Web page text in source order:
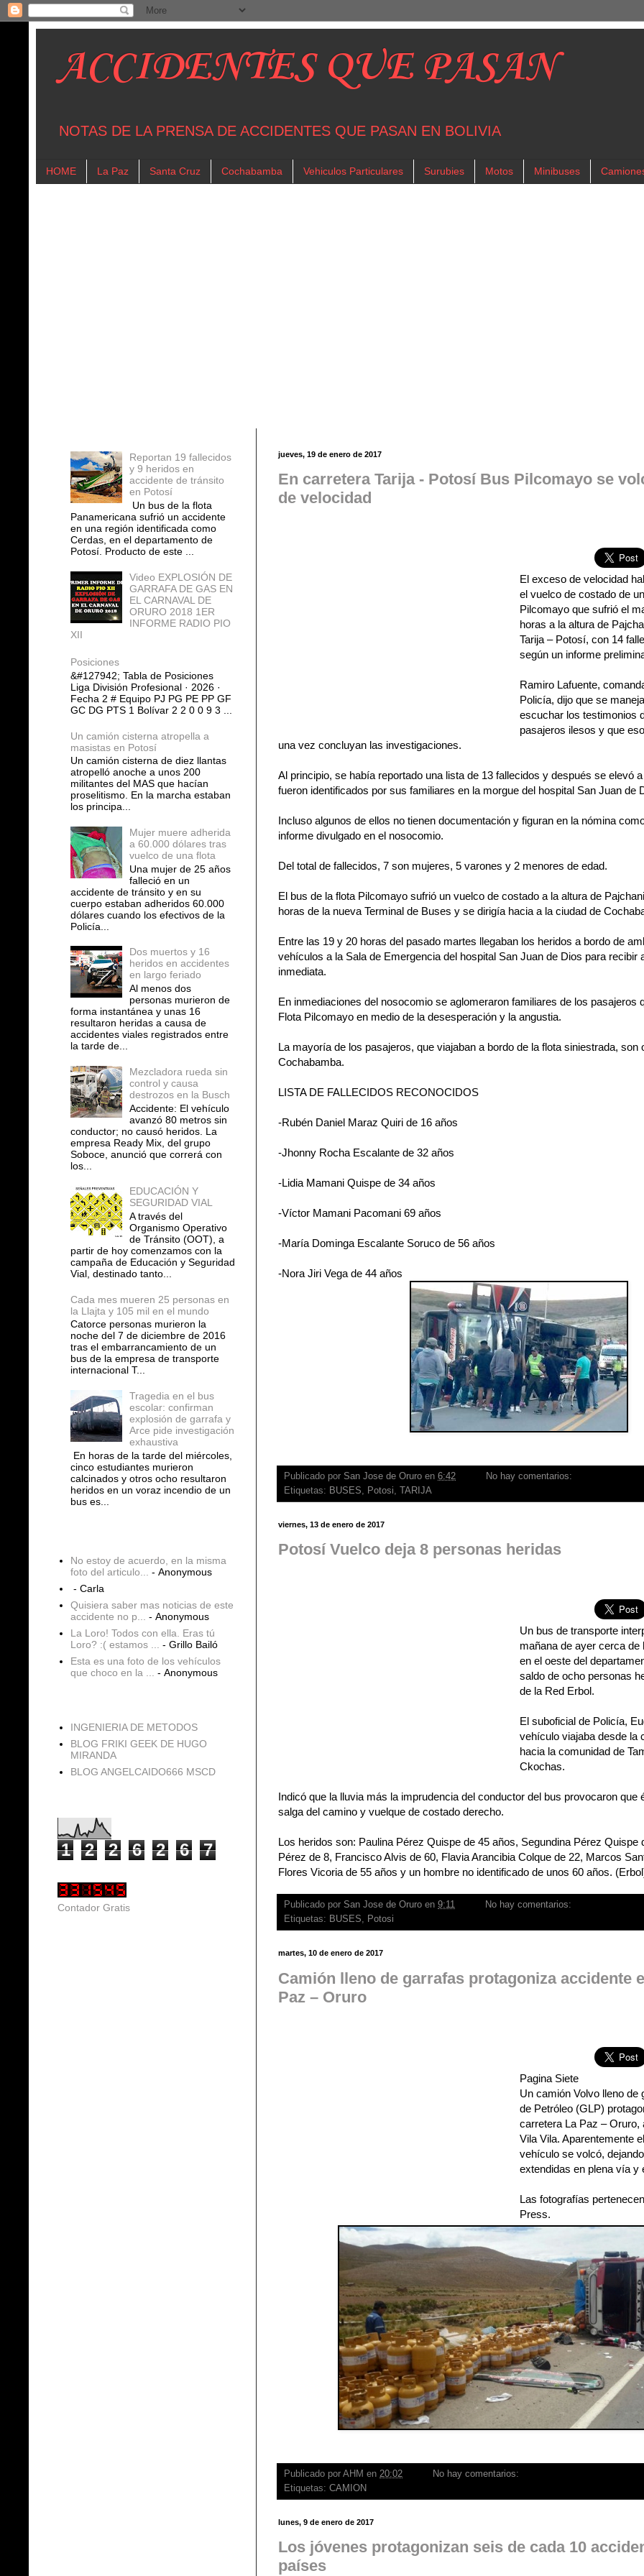
ACCIDENTES QUE PASAN
NOTAS DE LA PRENSA DE ACCIDENTES QUE PASAN EN BOLIVIA
HOME La Paz Santa Cruz Cochabamba Vehiculos Particulares Surubies Motos Minibuses
jueves, 19 de enero de 2017
En carretera Tarija - Potosí Bus Pilcomayo se
de velocidad
El exceso de velocidad
el vuelco de costado de
Pilcomayo que sufrió el
horas a la altura de
Tarija – Potosí, con 14
según un informe
Ramiro Lafuente,
Policía, dijo que se
escuchar los testimonios
pasajeros ilesos y que
una vez concluyan las investigaciones.
Al principio, se había reportado una lista de 13 fallecidos y después se elevó
fueron identificados por sus familiares en la morgue del hospital San Juan de
Incluso algunos de ellos no tienen documentación y figuran en la nómina
informe divulgado en el nosocomio.
Del total de fallecidos, 7 son mujeres, 5 varones y 2 menores de edad.
El bus de la flota Pilcomayo sufrió un vuelco de costado a la altura de
horas de la nueva Terminal de Buses y se dirigía hacia a la ciudad de
Entre las 19 y 20 horas del pasado martes llegaban los heridos a bordo de
vehículos a la Sala de Emergencia del hospital San Juan de Dios para recibir
inmediata.
En inmediaciones del nosocomio se aglomeraron familiares de los pasajeros
Flota Pilcomayo en medio de la desesperación y la angustia.
La mayoría de los pasajeros, que viajaban a bordo de la flota siniestrada, son
Cochabamba.
LISTA DE FALLECIDOS RECONOCIDOS
-Rubén Daniel Maraz Quiri de 16 años
-Jhonny Rocha Escalante de 32 años
-Lidia Mamani Quispe de 34 años
-Víctor Mamani Pacomani 69 años
-María Dominga Escalante Soruco de 56 años
-Nora Jiri Vega de 44 años
Publicado por San Jose de Oruro en 6:42
No hay comentarios:
Etiquetas: BUSES, Potosi, TARIJA
viernes, 13 de enero de 2017
Potosí Vuelco deja 8 personas heridas
Un bus de transporte
mañana de ayer cerca de
en el oeste del
saldo de ocho personas
de la Red Erbol.
El suboficial de Policía,
vehículo viajaba desde la
hacia la comunidad de
Ckochas.
Indicó que la lluvia más la imprudencia del conductor del bus provocaron que
salga del camino y vuelque de costado derecho.
Los heridos son: Paulina Pérez Quispe de 45 años, Segundina Pérez Quispe
Pérez de 8, Francisco Alvis de 60, Flavia Arancibia Colque de 22, Marcos
Flores Vicoria de 55 años y un hombre no identificado de unos 60 años.
Publicado por San Jose de Oruro en 9:11
No hay comentarios:
Etiquetas: BUSES, Potosi
martes, 10 de enero de 2017
Camión lleno de garrafas protagoniza accidente
Paz – Oruro
Pagina Siete
Un camión Volvo lleno de
de Petróleo (GLP)
carretera La Paz – Oruro,
Vila Vila. Aparentemente
vehículo se volcó,
extendidas en plena vía y
Las fotografías
Press.
Publicado por AHM en 20:02
No hay comentarios:
Etiquetas: CAMION
lunes, 9 de enero de 2017
Los jóvenes protagonizan seis de cada 10
países
Reportan 19 fallecidos
y 9 heridos en
accidente de tránsito
en Potosí
Un bus de la flota
Panamericana sufrió un accidente
en una región identificada como
Cerdas, en el departamento de
Potosí. Producto de este ...
Video EXPLOSIÓN DE
GARRAFA DE GAS EN
EL CARNAVAL DE
ORURO 2018 1ER
INFORME RADIO PIO
XII
Posiciones
&#127942; Tabla de Posiciones
Liga División Profesional · 2026 ·
Fecha 2 # Equipo PJ PG PE PP GF
GC DG PTS 1 Bolívar 2 2 0 0 9 3 ...
Un camión cisterna atropella a
masistas en Potosí
Un camión cisterna de diez llantas
atropelló anoche a unos 200
militantes del MAS que hacían
proselitismo. En la marcha estaban
los principa...
Mujer muere adherida
a 60.000 dólares tras
vuelco de una flota
Una mujer de 25 años
falleció en un
accidente de tránsito y en su
cuerpo estaban adheridos 60.000
dólares cuando los efectivos de la
Policía...
Dos muertos y 16
heridos en accidentes
en largo feriado
Al menos dos
personas murieron de
forma instantánea y unas 16
resultaron heridas a causa de
accidentes viales registrados entre
la tarde de...
Mezcladora rueda sin
control y causa
destrozos en la Busch
Accidente: El vehículo
avanzó 80 metros sin
conductor; no causó heridos. La
empresa Ready Mix, del grupo
Soboce, anunció que correrá con
los...
EDUCACIÓN Y
SEGURIDAD VIAL
A través del
Organismo Operativo
de Tránsito (OOT), a
partir de hoy comenzamos con la
campaña de Educación y Seguridad
Vial, destinado tanto...
Cada mes mueren 25 personas en
la Llajta y 105 mil en el mundo
Catorce personas murieron la
noche del 7 de diciembre de 2016
tras el embarrancamiento de un
bus de la empresa de transporte
internacional T...
Tragedia en el bus
escolar: confirman
explosión de garrafa y
Arce pide investigación
exhaustiva
En horas de la tarde del miércoles,
cinco estudiantes murieron
calcinados y otros ocho resultaron
heridos en un voraz incendio de un
bus es...
No estoy de acuerdo, en la misma
foto del articulo...
- Anonymous
- Carla
Quisiera saber mas noticias de este
accidente no p...
- Anonymous
La Loro! Todos con ella. Eras tú
Loro? :( estamos ...
- Grillo Bailó
Esta es una foto de los vehículos
que choco en la ...
- Anonymous
INGENIERIA DE METODOS
BLOG FRIKI GEEK DE HUGO
MIRANDA
BLOG ANGELCAIDO666 MSCD
1 2 2 6 2 6 7
Contador Gratis